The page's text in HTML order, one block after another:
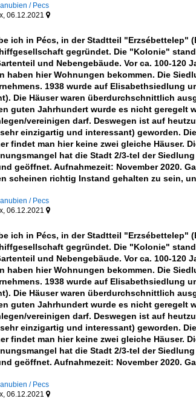
/ Pecs
06.12.2021 
ich in Pécs, in der Stadtteil
gegründet. Die "Kolonie"
und Nebengebäude. Vor ca. 100-
haben hier Wohnungen bekommen. Die
1938 wurde auf Elisabethsiedlung
Die Häuser waren überdurchschnittlich
guten Jahrhundert wurde es nicht geregelt
vereinigen darf. Deswegen ist auf
einzigartig und interessant) geworden.
findet man hier keine zwei gleiche Häuser.
hat die Stadt 2/3-tel der
geöffnet. Aufnahmezeit: November 2020.
scheinen richtig Instand gehalten zu sein,
/ Pecs
06.12.2021 
ich in Pécs, in der Stadtteil
gegründet. Die "Kolonie"
und Nebengebäude. Vor ca. 100-
haben hier Wohnungen bekommen. Die
1938 wurde auf Elisabethsiedlung
Die Häuser waren überdurchschnittlich
guten Jahrhundert wurde es nicht geregelt
vereinigen darf. Deswegen ist auf
einzigartig und interessant) geworden.
findet man hier keine zwei gleiche Häuser.
hat die Stadt 2/3-tel der
geöffnet. Aufnahmezeit: November 2020.
/ Pecs
06.12.2021 